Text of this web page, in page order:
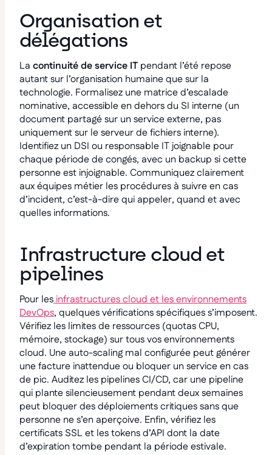
Organisation et
délégations
La continuité de service IT pendant l’été repose
autant sur l’organisation humaine que sur la
technologie. Formalisez une matrice d’escalade
nominative, accessible en dehors du SI interne (un
document partagé sur un service externe, pas
uniquement sur le serveur de fichiers interne).
Identifiez un DSI ou responsable IT joignable pour
chaque période de congés, avec un backup si cette
personne est injoignable. Communiquez clairement
aux équipes métier les procédures à suivre en cas
d’incident, c’est-à-dire qui appeler, quand et avec
quelles informations.
Infrastructure cloud et
pipelines
Pour lesinfrastructures cloud et les environnements
DevOps, quelques vérifications spécifiques s’imposent.
Vérifiez les limites de ressources (quotas CPU,
mémoire, stockage) sur tous vos environnements
cloud. Une auto-scaling mal configurée peut générer
une facture inattendue ou bloquer un service en cas
de pic. Auditez les pipelines CI/CD, car une pipeline
qui plante silencieusement pendant deux semaines
peut bloquer des déploiements critiques sans que
personne ne s’en aperçoive. Enfin, vérifiez les
certificats SSL et les tokens d’API dont la date
d’expiration tombe pendant la période estivale.